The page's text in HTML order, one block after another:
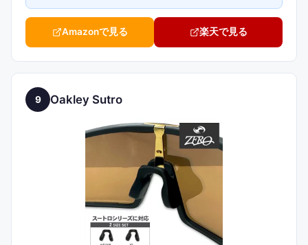
Amazonで見る 楽天で見る
9 Oakley Sutro